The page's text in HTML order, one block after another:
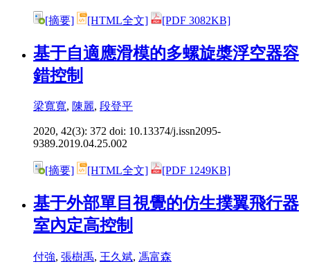
[摘要] [HTML全文] [PDF 3082KB]
基于自適應滑模的多螺旋槳浮空器容
錯控制
梁寬寬, 陳麗, 段登平
2020, 42(3): 372 doi: 10.13374/j.issn2095-
9389.2019.04.25.002
[摘要] [HTML全文] [PDF 1249KB]
基于外部單目視覺的仿生撲翼飛行器
室內定高控制
付強, 張樹禹, 王久斌, 馮富森